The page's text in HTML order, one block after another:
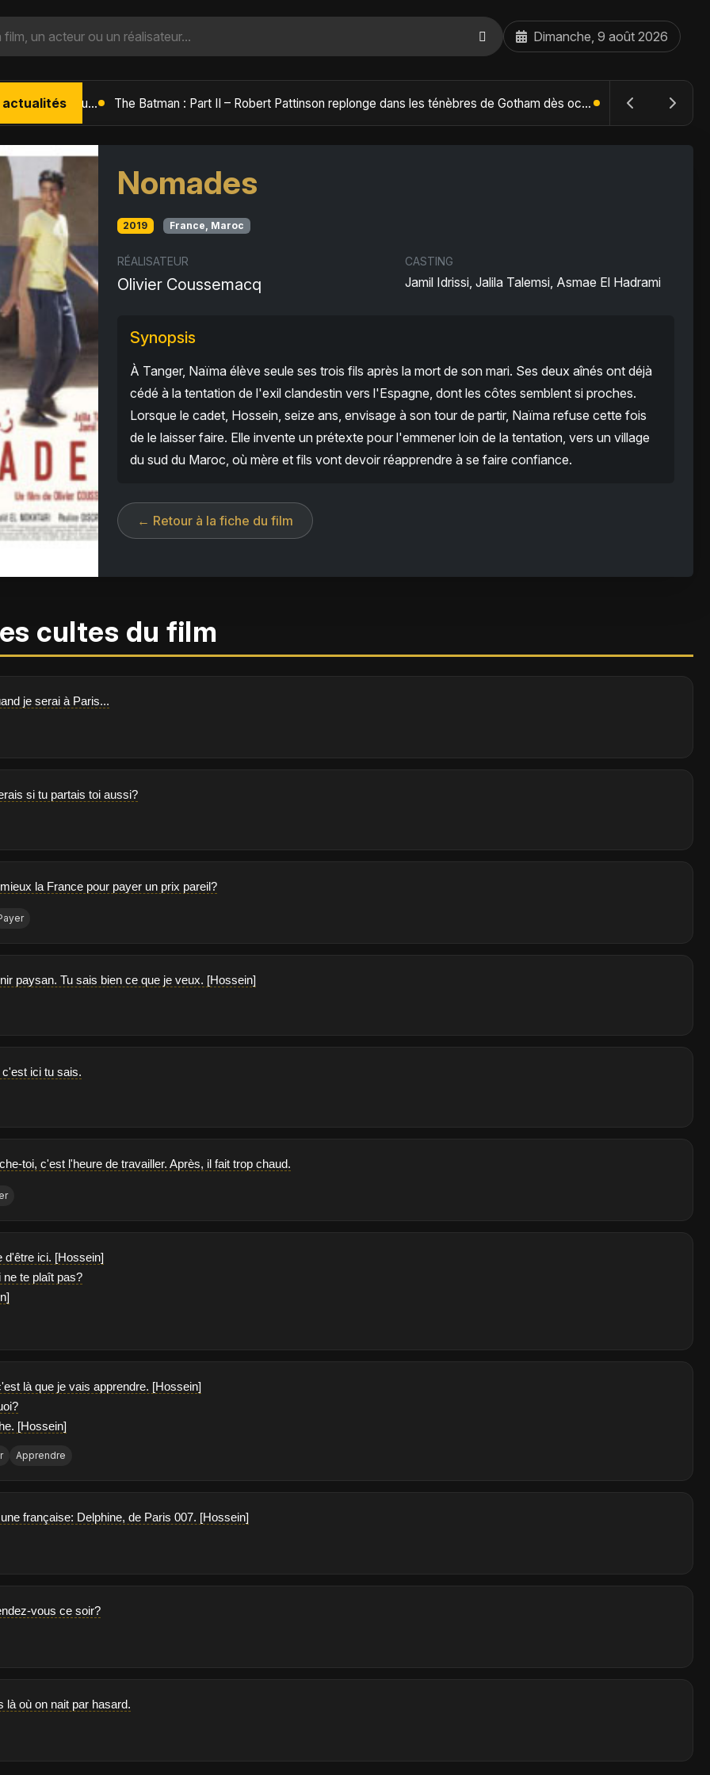
Dimanche, 9 août 2026
actualités L'Âge de Glace : Le Réveil du Volcan – Manny, Sid et Diego de retour pour une aventure explosive The Batman : Part II – Robert Pattinson replonge dans les ténèbres de Gotham dès octobre 2027
Nomades
2019 France, Maroc
RÉALISATEUR
Olivier Coussemacq
CASTING
Jamil Idrissi, Jalila Talemsi, Asmae El Hadrami
Synopsis
À Tanger, Naïma élève seule ses trois fils après la mort de son mari. Ses deux aînés ont déjà
cédé à la tentation de l'exil clandestin vers l'Espagne, dont les côtes semblent si proches.
Lorsque le cadet, Hossein, seize ans, envisage à son tour de partir, Naïma refuse cette fois
de le laisser faire. Elle invente un prétexte pour l'emmener loin de la tentation, vers un village
du sud du Maroc, où mère et fils vont devoir réapprendre à se faire confiance.
← Retour à la fiche du film
cultes du film
je serai à Paris...
si tu partais toi aussi?
la France pour payer un prix pareil?
paysan. Tu sais bien ce que je veux. [Hossein]
ici tu sais.
toi, c'est l'heure de travailler. Après, il fait trop chaud.
d'être ici. [Hossein]
te plaît pas?
là que je vais apprendre. [Hossein]
[Hossein]
Apprendre
française: Delphine, de Paris 007. [Hossein]
vous ce soir?
là où on nait par hasard.